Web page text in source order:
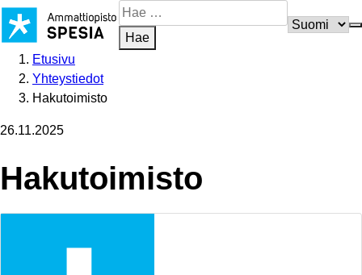
Siirry
sisältöön
Hae
sivustosta
Hae
Etusivu
Yhteystiedot
Hakutoimisto
26.11.2025
Hakutoimisto